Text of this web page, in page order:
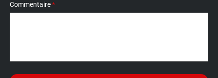
Commentaire*